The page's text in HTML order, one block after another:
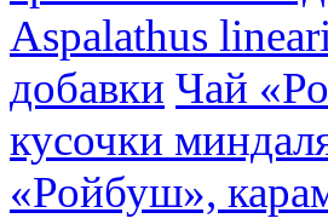
Aspalathus
добавки Чай
кусочки
«Ройбуш»,